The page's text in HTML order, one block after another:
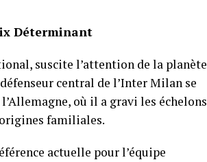
Déterminant
suscite l’attention de la planète
central de l’Inter Milan se
où il a gravi les échelons
origines familiales.
actuelle pour l’équipe